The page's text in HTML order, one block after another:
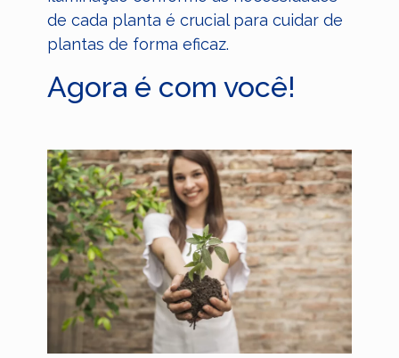
de cada planta é crucial para cuidar de
plantas de forma eficaz.
Agora é com você!